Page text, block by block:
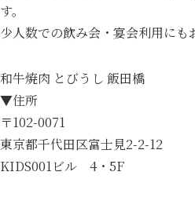
す。
少人数での飲み会・宴会利用にも
和牛焼肉 とびうし 飯田橋
▼住所
〒102-0071
東京都千代田区富士見2-2-12
KIDS001ビル 4・5F